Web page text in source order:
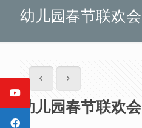
幼儿园春节联欢会
幼儿园春节联欢会